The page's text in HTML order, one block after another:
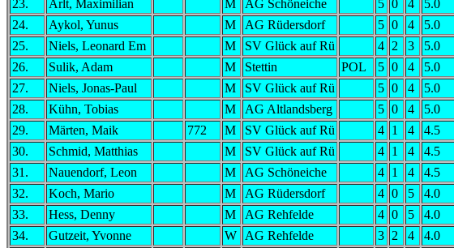
23.
Arlt, Maximilian M AG Schöneiche 5 0 4 5.0
24.
Aykol, Yunus M AG Rüdersdorf 5 0 4 5.0
25.
Niels, Leonard Em M SV Glück auf Rü 4 2 3 5.0
26.
Sulik, Adam M Stettin POL 5 0 4 5.0
27.
Niels, Jonas-Paul M SV Glück auf Rü 5 0 4 5.0
28.
Kühn, Tobias M AG Altlandsberg 5 0 4 5.0
29.
Märten, Maik 772 M SV Glück auf Rü 4 1 4 4.5
30.
Schmid, Matthias M SV Glück auf Rü 4 1 4 4.5
31.
Nauendorf, Leon M AG Schöneiche 4 1 4 4.5
32.
Koch, Mario M AG Rüdersdorf 4 0 5 4.0
33.
Hess, Denny M AG Rehfelde 4 0 5 4.0
34.
Gutzeit, Yvonne W AG Rehfelde 3 2 4 4.0